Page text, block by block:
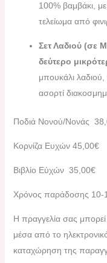
100% βαμβάκι, με
τελείωμα από
Σετ Λαδιού (σε
δεύτερο
μπουκάλι
ασορτί
Ποδιά Νονού/Νονάς
Κορνίζα Ευχών 45,00€
Βιβλίο Εύχών 35,00€
Χρόνος παράδοσης 10-
H πραγγελία σας μπορεί
μέσα από το
καταχώρηση της